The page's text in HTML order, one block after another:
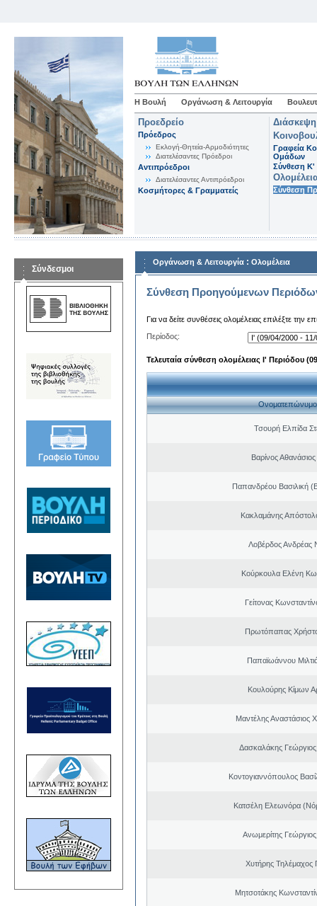
Η Βουλή Οργάνωση & Λειτουργία
Προεδρείο
Πρόεδρος
Εκλογή-Θητεία-Αρμοδιότητες
Διατελέσαντες Πρόεδροι
Αντιπρόεδροι
Διατελέσαντες Αντιπρόεδροι
Κοσμήτορες & Γραμματείς
Γραφεία
Ομάδων
Σύνθεση K'
Σύνθεση
Σύνδεσμοι
Οργάνωση & Λειτουργία : Ολομέλεια
Σύνθεση Προηγούμενων
Για να δείτε συνθέσεις ολομέλειας επιλέξτε την
Περίοδος:
Τελευταία σύνθεση ολομέλειας Ι' Περιόδου
Ονοματεπώνυμο
Τσουρή Ελπίδα
Βαρίνος
Παπανδρέου Βασιλική
Κακλαμάνης
Λοβέρδος Ανδρέας
Κούρκουλα Ελένη
Γείτονας
Πρωτόπαπας
Παπαϊωάννου
Κουλούρης Κίμων
Μαντέλης Αναστάσιος
Δασκαλάκης
Κοντογιαννόπουλος
Κατσέλη Ελεωνόρα
Ανωμερίτης
Χυτήρης Τηλέμαχος
Μητσοτάκης